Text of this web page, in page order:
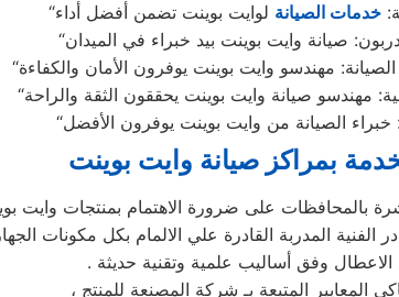
خدمات الصيانة
بمراكز صيانة وايت بوينت
بالمحافظات على ضرورة الاهتمام بمنتجات وايت
الفنية المدربة القادرة علي الالمام بكل مكونات الجهاز
الاعطال وفق أساليب علمية وتقنية حديثة